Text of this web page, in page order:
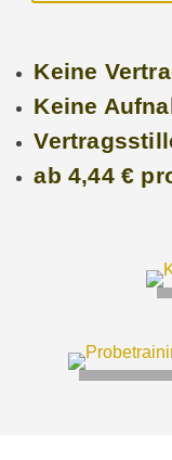
Keine
Keine
ab 4,44 €